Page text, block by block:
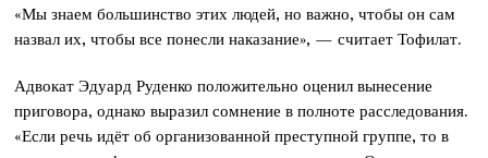
«Мы знаем большинство этих людей, но важно, чтобы он сам
назвал их, чтобы все понесли наказание», — считает Тофилат.
Адвокат Эдуард Руденко положительно оценил вынесение
приговора, однако выразил сомнение в полноте расследования.
«Если речь идёт об организованной преступной группе, то в